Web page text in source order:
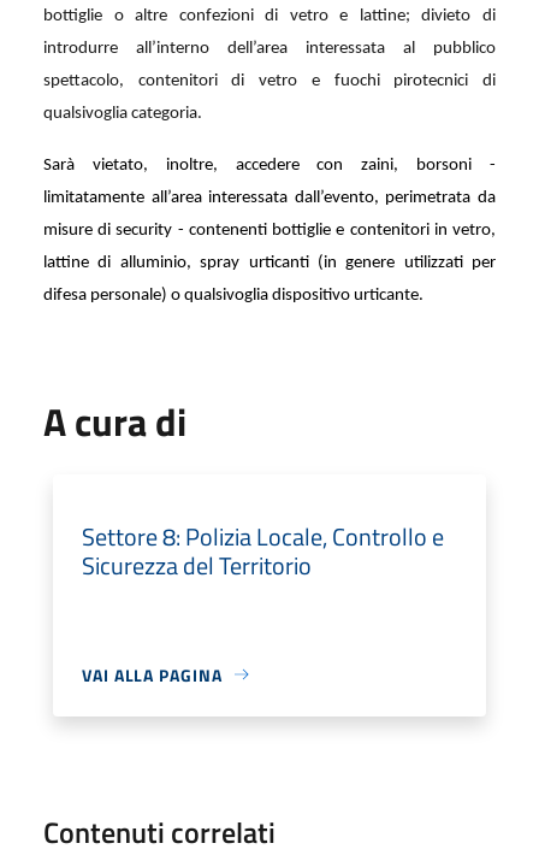
bottiglie o altre confezioni di vetro e lattine; divieto di
introdurre all’interno dell’area interessata al pubblico
spettacolo, contenitori di vetro e fuochi pirotecnici di
qualsivoglia categoria.
Sarà vietato, inoltre, accedere con zaini, borsoni -
limitatamente all’area interessata dall’evento, perimetrata da
misure di security - contenenti bottiglie e contenitori in vetro,
lattine di alluminio, spray urticanti (in genere utilizzati per
difesa personale) o qualsivoglia dispositivo urticante.
A cura di
Settore 8: Polizia Locale, Controllo e
Sicurezza del Territorio
VAI ALLA PAGINA
Contenuti correlati